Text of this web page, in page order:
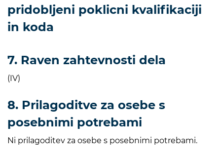
pridobljeni poklicni kvalifikaciji
in koda
7. Raven zahtevnosti dela
(IV)
8. Prilagoditve za osebe s
posebnimi potrebami
Ni prilagoditev za osebe s posebnimi potrebami.